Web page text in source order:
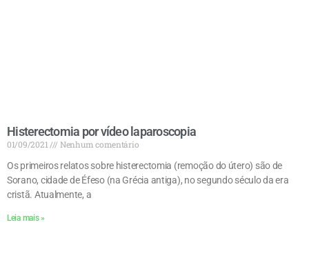
Histerectomia por vídeo laparoscopia
01/09/2021
Nenhum comentário
Os primeiros relatos sobre histerectomia (remoção do útero) são de
Sorano, cidade de Éfeso (na Grécia antiga), no segundo século da era
cristã. Atualmente, a
Leia mais »